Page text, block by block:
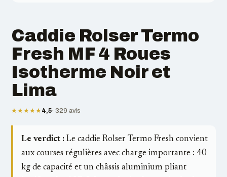
Caddie Rolser Termo
Fresh MF 4 Roues
Isotherme Noir et
Lima
★★★★★4,5· 329 avis
Le verdict : Le caddie Rolser Termo Fresh convient
aux courses régulières avec charge importante : 40
kg de capacité et un châssis aluminium pliant